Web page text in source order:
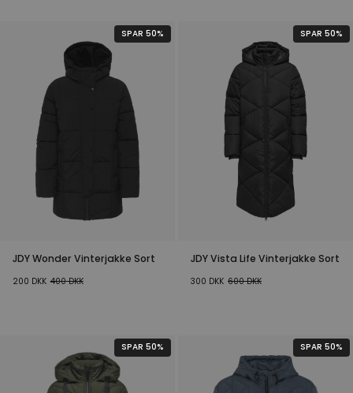
SPAR 50%
JDY Wonder Vinterjakke Sort
200 DKK 400DKK
SPAR 50%
JDY Vista Life Vinterjakke Sort
300 DKK 600DKK
SPAR 50% SPAR 50%